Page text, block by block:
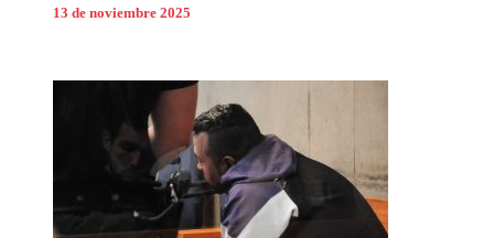
13 de noviembre 2025